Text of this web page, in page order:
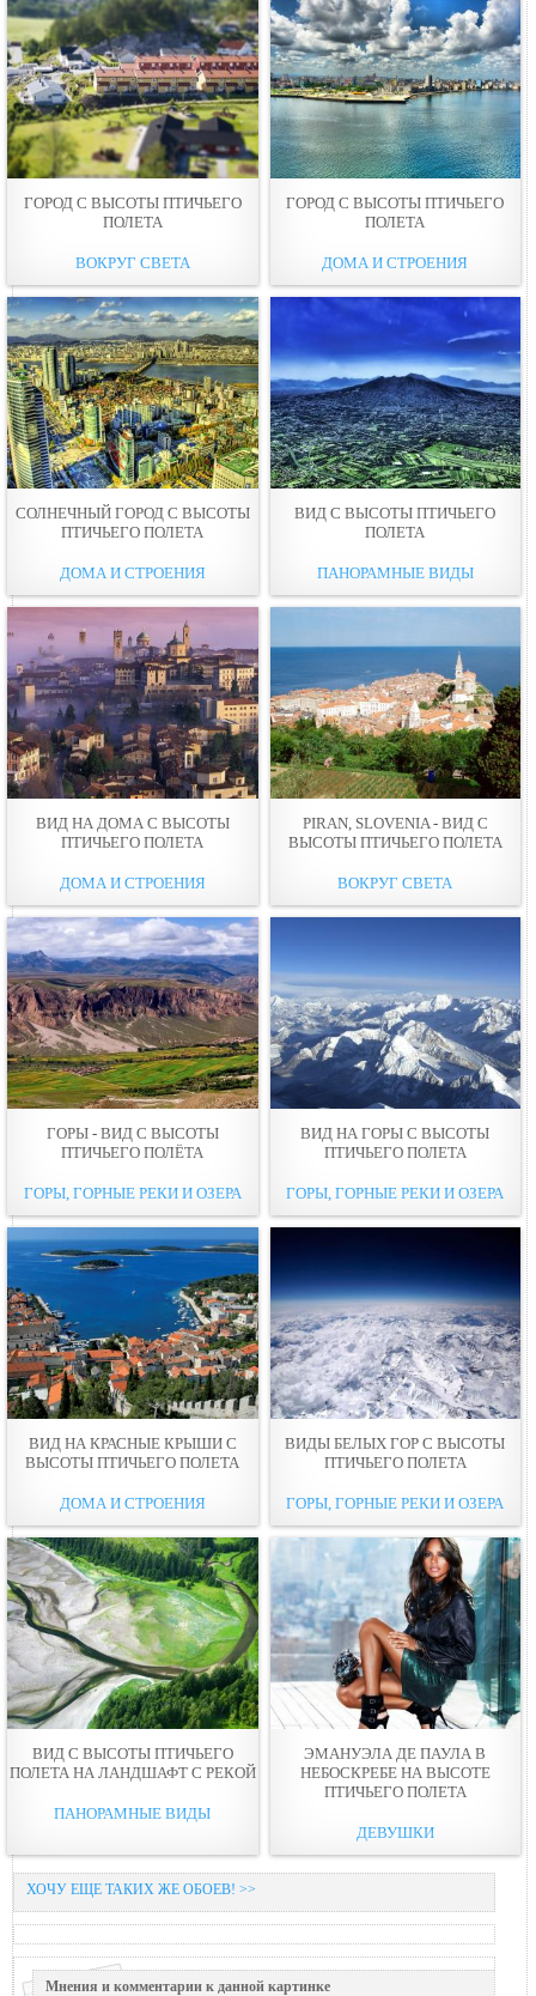
ГОРОД С ВЫСОТЫ ПТИЧЬЕГО
ПОЛЕТА
ВОКРУГ СВЕТА
ГОРОД С ВЫСОТЫ ПТИЧЬЕГО
ПОЛЕТА
ДОМА И СТРОЕНИЯ
СОЛНЕЧНЫЙ ГОРОД С ВЫСОТЫ
ПТИЧЬЕГО ПОЛЕТА
ДОМА И СТРОЕНИЯ
ВИД С ВЫСОТЫ ПТИЧЬЕГО
ПОЛЕТА
ПАНОРАМНЫЕ ВИДЫ
ВИД НА ДОМА С ВЫСОТЫ
ПТИЧЬЕГО ПОЛЕТА
ДОМА И СТРОЕНИЯ
PIRAN, SLOVENIA - ВИД С
ВЫСОТЫ ПТИЧЬЕГО ПОЛЕТА
ВОКРУГ СВЕТА
ГОРЫ - ВИД С ВЫСОТЫ
ПТИЧЬЕГО ПОЛЁТА
ГОРЫ, ГОРНЫЕ РЕКИ И ОЗЕРА
ВИД НА ГОРЫ С ВЫСОТЫ
ПТИЧЬЕГО ПОЛЕТА
ГОРЫ, ГОРНЫЕ РЕКИ И ОЗЕРА
ВИД НА КРАСНЫЕ КРЫШИ С
ВЫСОТЫ ПТИЧЬЕГО ПОЛЕТА
ДОМА И СТРОЕНИЯ
ВИДЫ БЕЛЫХ ГОР С ВЫСОТЫ
ПТИЧЬЕГО ПОЛЕТА
ГОРЫ, ГОРНЫЕ РЕКИ И ОЗЕРА
ВИД С ВЫСОТЫ ПТИЧЬЕГО
ПОЛЕТА НА ЛАНДШАФТ С PЕКОЙ
ПАНОРАМНЫЕ ВИДЫ
ЭМАНУЭЛА ДЕ ПАУЛА В
НЕБОСКРЕБЕ НА ВЫСОТЕ
ПТИЧЬЕГО ПОЛЕТА
ДЕВУШКИ
ХОЧУ ЕЩЕ ТАКИХ ЖЕ ОБОЕВ! >>
Мнения и комментарии к данной картинке